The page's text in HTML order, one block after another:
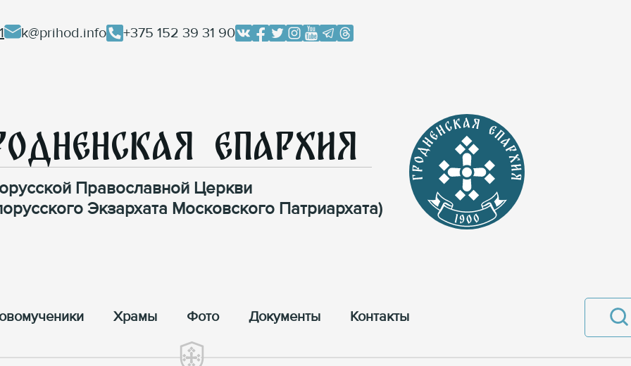
k@prihod.info +375 152 39 31 90
Епархия
Православной Церкви
Экзархата Московского Патриархата)
Храмы Фото Документы Контакты